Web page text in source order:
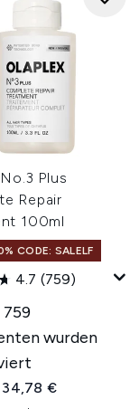
Plus
Repair
100ml
CODE: SALELF
4.7 (759)
759
wurden
Aktueller Preis:
34,78 €